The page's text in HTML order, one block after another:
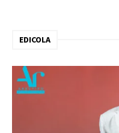
EDICOLA